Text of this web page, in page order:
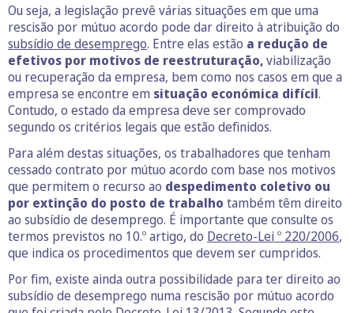
Ou seja, a legislação prevê várias situações em que uma
rescisão por mútuo acordo pode dar direito à atribuição do
subsídio de desemprego. Entre elas estão a redução de
efetivos por motivos de reestruturação,viabilização
ou recuperação da empresa, bem como nos casos em que a
empresa se encontre em situação económica difícil.
Contudo, o estado da empresa deve ser comprovado
segundo os critérios legais que estão definidos.
Para além destas situações, os trabalhadores que tenham
cessado contrato por mútuo acordo com base nos motivos
que permitem o recurso ao despedimento coletivo ou
por extinção do posto de trabalho também têm direito
ao subsídio de desemprego. É importante que consulte os
termos previstos no 10.º artigo, do Decreto-Lei º 220/2006,
que indica os procedimentos que devem ser cumpridos.
Por fim, existe ainda outra possibilidade para ter direito ao
subsídio de desemprego numa rescisão por mútuo acordo